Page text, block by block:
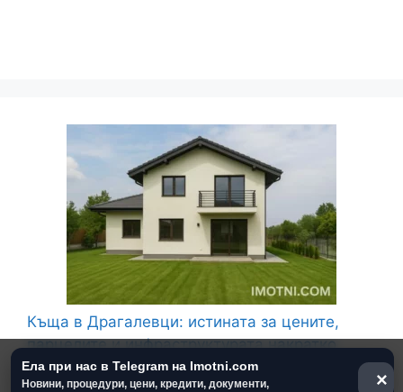
Къща в Драгалевци: истината за цените,
парцелите и инфраструктурата накратко
декември 15, 2025
Ела при нас в Telegram на Imotni.com
Новини, процедури, цени, кредити, документи,
×